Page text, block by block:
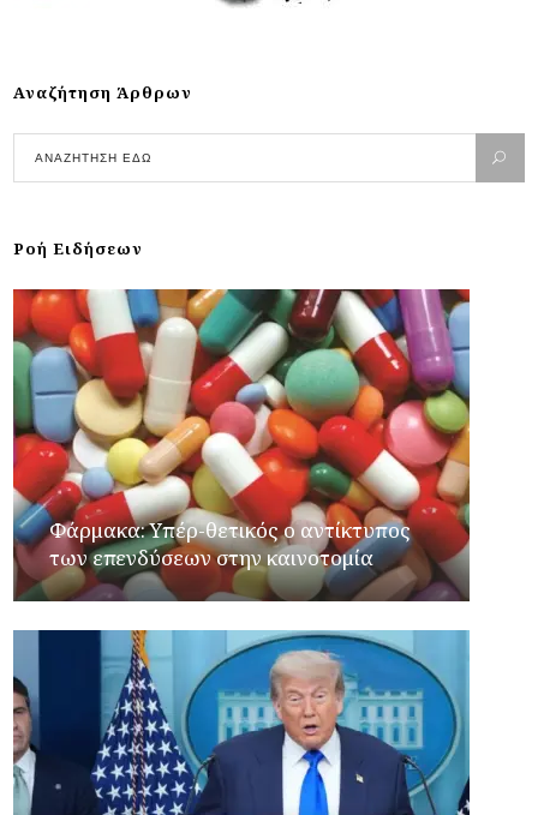
Αναζήτηση Άρθρων
Ροή Ειδήσεων
Φάρμακα: Υπέρ-θετικός ο αντίκτυπος
των επενδύσεων στην καινοτομία